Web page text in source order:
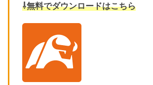
⇩無料でダウンロードはこちら